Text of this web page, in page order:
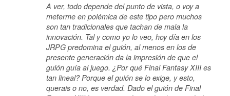
A ver, todo depende del punto de vista, o voy a
meterme en polémica de este tipo pero muchos
son tan tradicionales que tachan de mala la
innovación. Tal y como yo lo veo, hoy día en los
JRPG predomina el guión, al menos en los de
presente generación da la impresión de que el
guión guía al juego. ¿Por qué Final Fantasy XIII es
tan lineal? Porque el guión se lo exige, y esto,
querais o no, es verdad. Dado el guión de Final